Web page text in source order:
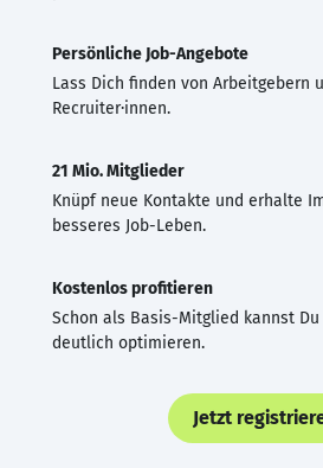
Persönliche Job-Angebote
Lass Dich finden von Arbeitgebern
Recruiter·innen.
21 Mio. Mitglieder
Knüpf neue Kontakte und erhalte
besseres Job-Leben.
Kostenlos profitieren
Schon als Basis-Mitglied kannst Du
deutlich optimieren.
Jetzt